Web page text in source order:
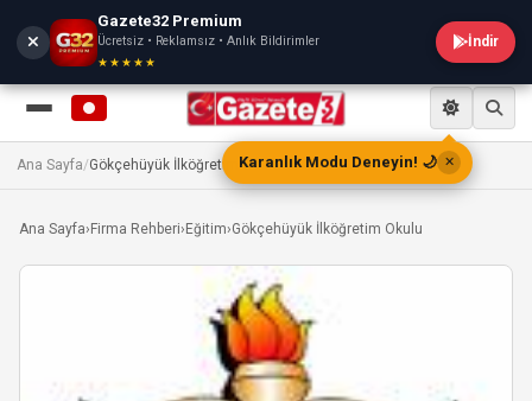
Gazete32 Premium
Ücretsiz • Reklamsız • Anlık Bildirimler
★★★★★
İndir
Ana Sayfa/Gökçehüyük İlköğretim Okulu
Ana Sayfa› Firma Rehberi› Eğitim›Gökçehüyük İlköğretim Okulu
Karanlık Modu Deneyin! 🌙 ✕